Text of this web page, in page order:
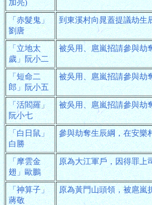
加亮)
「赤髮鬼」
劉唐
到東溪村向晁蓋提議劫生
「立地太
歲」阮小二
被吳用、扈嵐招請參與劫
「短命二
郎」阮小五
被吳用、扈嵐招請參與劫
「活閻羅」
阮小七
被吳用、扈嵐招請參與劫
「白日鼠」
白勝
參與劫奪生辰綱，在安樂
「摩雲金
翅」歐鵬
原為大江軍戶，因得罪上
「神算子」
蔣敬
原為黃門山頭領，被扈嵐